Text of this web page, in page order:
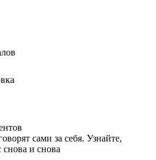
сами за себя. Узнайте,
и снова